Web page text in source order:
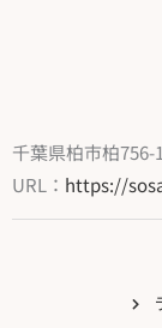
千葉県柏市柏756-
URL： https://